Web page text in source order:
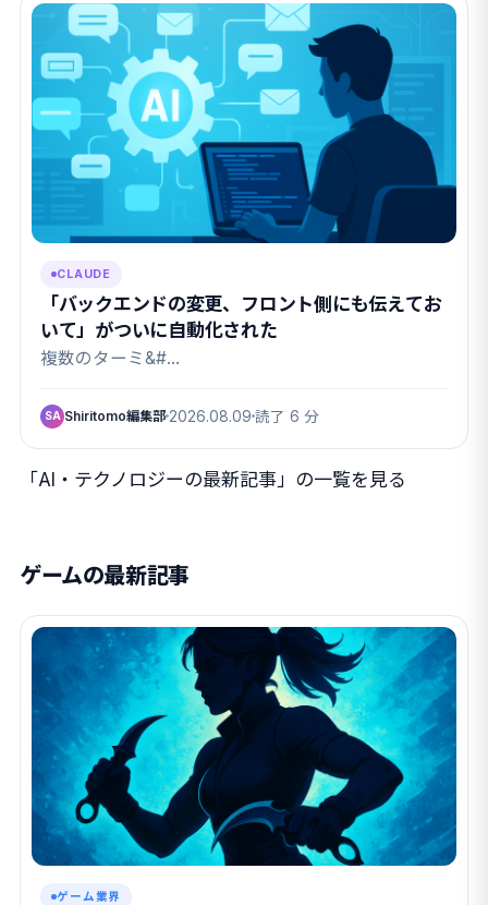
CLAUDE
「バックエンドの変更、フロント側にも伝えてお
いて」がついに自動化された
複数のターミ&#…
SA Shiritomo編集部 2026.08.09 読了 6 分
「AI・テクノロジーの最新記事」の一覧を見る
ゲームの最新記事
ゲーム業界